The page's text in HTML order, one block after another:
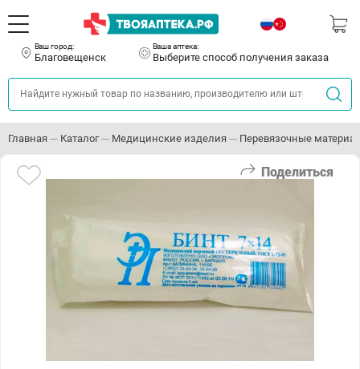
Ваш город:
Благовещенск
Ваша аптека:
Выберите способ получения заказа
Главная Каталог Медицинские изделия Перевязочные
Поделиться